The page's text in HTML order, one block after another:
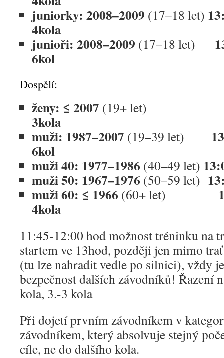
juniorky: 2008–2009 (17–18 let)
4kola
junioři: 2008–2009 (17–18 let)
6kol
Dospělí:
ženy: ≤ 2007 (19+
3kola
muži: 1987–2007 (19–39 let)
6kol
muži 40: 1977–1986 (40–49 let)
muži 50: 1967–1976 (50–59 let)
muži 60: ≤ 1966 (60+ let)
4kola
11:45-12:00 hod možnost tréninku na
startem ve 13hod, později jen mimo
(tu lze nahradit vedle po silnici), vždy
bezpečnost dalších závodníků! Řazení
kola, 3.-3 kola
Při dojetí prvním závodníkem v
závodníkem, který absolvuje stejný
cíle, ne do dalšího kola.